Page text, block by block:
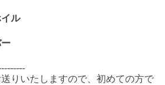
イル
送りいたしますので、初めての方で